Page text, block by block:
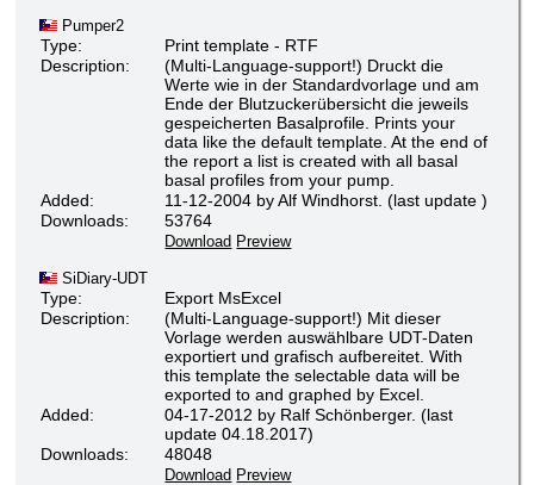
Pumper2
Type:
Print template - RTF
Description:
(Multi-Language-support!) Druckt die
Werte wie in der Standardvorlage und am
Ende der Blutzuckerübersicht die jeweils
gespeicherten Basalprofile. Prints your
data like the default template. At the end of
the report a list is created with all basal
basal profiles from your pump.
Added:
11-12-2004 by Alf Windhorst. (last update )
Downloads:
53764
Download Preview
SiDiary-UDT
Type:
Export MsExcel
Description:
(Multi-Language-support!) Mit dieser
Vorlage werden auswählbare UDT-Daten
exportiert und grafisch aufbereitet. With
this template the selectable data will be
exported to and graphed by Excel.
Added:
04-17-2012 by Ralf Schönberger. (last
update 04.18.2017)
Downloads:
48048
Download Preview